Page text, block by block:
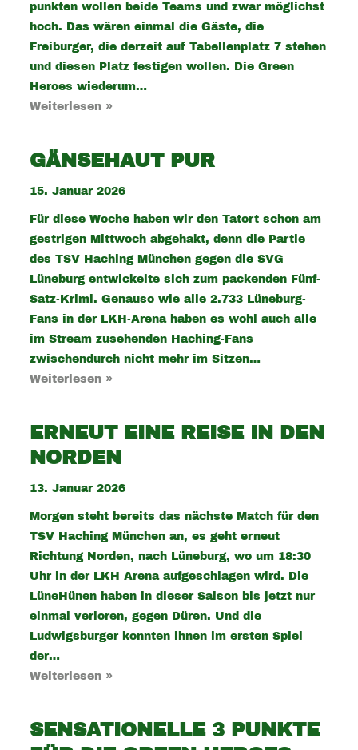
punkten wollen beide Teams und zwar möglichst
hoch. Das wären einmal die Gäste, die
Freiburger, die derzeit auf Tabellenplatz 7 stehen
und diesen Platz festigen wollen. Die Green
Heroes wiederum…
Weiterlesen »
GÄNSEHAUT PUR
15. Januar 2026
Für diese Woche haben wir den Tatort schon am
gestrigen Mittwoch abgehakt, denn die Partie
des TSV Haching München gegen die SVG
Lüneburg entwickelte sich zum packenden Fünf-
Satz-Krimi. Genauso wie alle 2.733 Lüneburg-
Fans in der LKH-Arena haben es wohl auch alle
im Stream zusehenden Haching-Fans
zwischendurch nicht mehr im Sitzen…
Weiterlesen »
ERNEUT EINE REISE IN DEN
NORDEN
13. Januar 2026
Morgen steht bereits das nächste Match für den
TSV Haching München an, es geht erneut
Richtung Norden, nach Lüneburg, wo um 18:30
Uhr in der LKH Arena aufgeschlagen wird. Die
LüneHünen haben in dieser Saison bis jetzt nur
einmal verloren, gegen Düren. Und die
Ludwigsburger konnten ihnen im ersten Spiel
der…
Weiterlesen »
SENSATIONELLE 3 PUNKTE